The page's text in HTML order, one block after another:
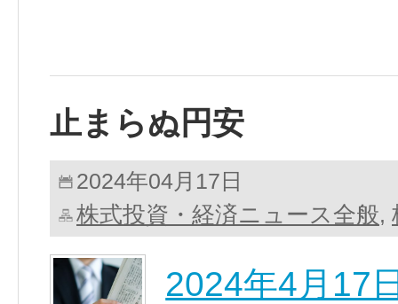
止まらぬ円安
2024年04月17日
株式投資・経済ニュース全般,
2024年4月